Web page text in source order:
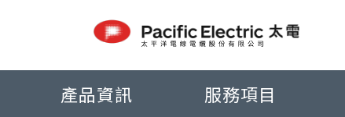
產品資訊 服務項目